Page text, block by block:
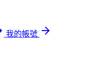
我的帳號